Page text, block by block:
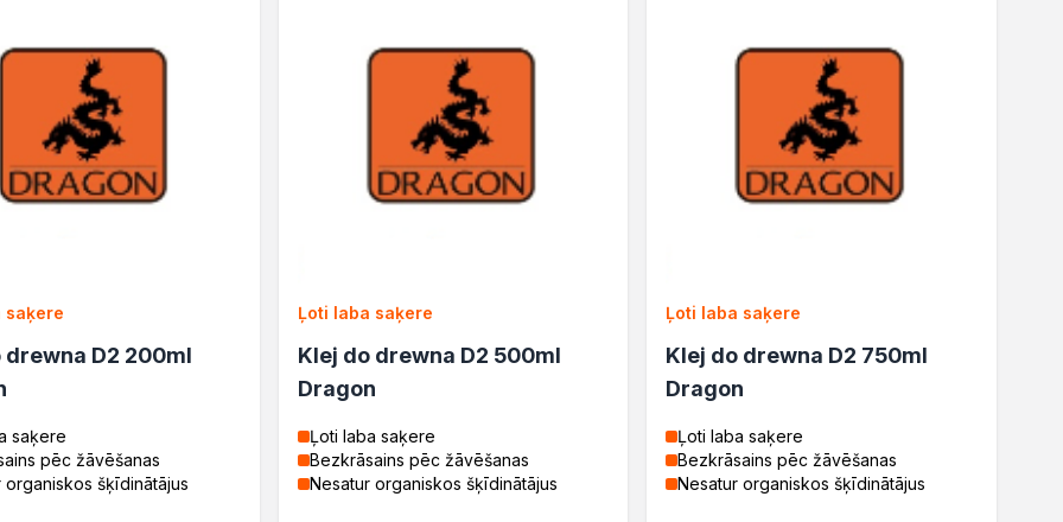
saķere
drewna D2 200ml
saķere
pēc žāvēšanas
organiskos šķīdinātājus
Ļoti laba saķere
Klej do drewna D2 500ml
Dragon
Ļoti laba saķere
Bezkrāsains pēc žāvēšanas
Nesatur organiskos šķīdinātājus
Ļoti laba saķere
Klej do drewna D2 750ml
Dragon
Ļoti laba saķere
Bezkrāsains pēc žāvēšanas
Nesatur organiskos šķīdinātājus